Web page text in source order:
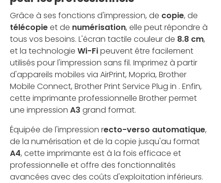
Grâce à ses fonctions d'impression, de copie, de
télécopieet de numérisation, elle peut répondre à
tous vos besoins. L'écran tactile couleur de 8.8 cm,
et la technologie Wi-Fipeuvent être facilement
utilisés pour l'impression sans fil. Imprimez à partir
d'appareils mobiles via AirPrint, Mopria, Brother
Mobile Connect, Brother Print Service Plug in . Enfin,
cette imprimante professionnelle Brother permet
une impression A3 grand format.
Équipée de l'impression recto-verso automatique,
de la numérisation et de la copie jusqu'au format
A4, cette imprimante est à la fois efficace et
professionnelle et offre des fonctionnalités
avancées avec des coûts d'exploitation inférieurs.